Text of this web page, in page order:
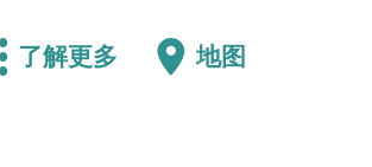
了解更多 地图